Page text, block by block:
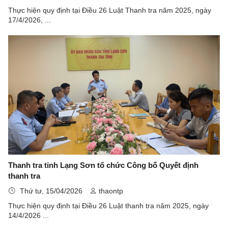
Thực hiện quy định tại Điều 26 Luật Thanh tra năm 2025, ngày
17/4/2026, ...
Thanh tra tỉnh Lạng Sơn tổ chức Công bố Quyết định
thanh tra
Thứ tư, 15/04/2026
thaontp
Thực hiện quy định tại Điều 26 Luật thanh tra năm 2025, ngày
14/4/2026 ...